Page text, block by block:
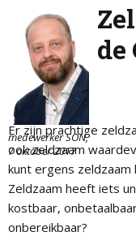
medewerker SON,
7 oktober 2017
de
Er zijn prachtige
ook zeldzaam
kunt ergens zeldzaam
Zeldzaam heeft iets
kostbaar,
onbereikbaar?